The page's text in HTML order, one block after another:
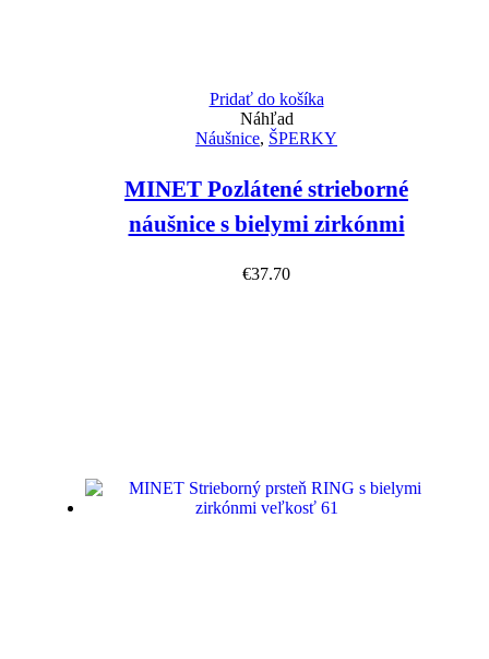
Pridať do košíka
Náhľad
Náušnice, ŠPERKY
MINET Pozlátené strieborné
náušnice s bielymi zirkónmi
€37.70